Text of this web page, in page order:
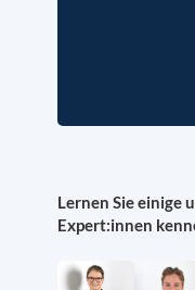
Lernen Sie einige
Expert:innen